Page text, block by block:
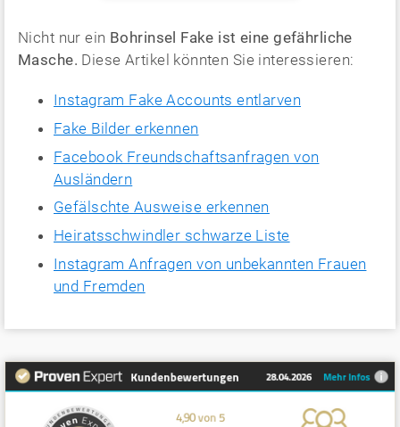
Nicht nur ein Bohrinsel Fake ist eine gefährliche
Masche. Diese Artikel könnten Sie interessieren:
Instagram Fake Accounts entlarven
Fake Bilder erkennen
Facebook Freundschaftsanfragen von
Ausländern
Gefälschte Ausweise erkennen
Heiratsschwindler schwarze Liste
Instagram Anfragen von unbekannten Frauen
und Fremden